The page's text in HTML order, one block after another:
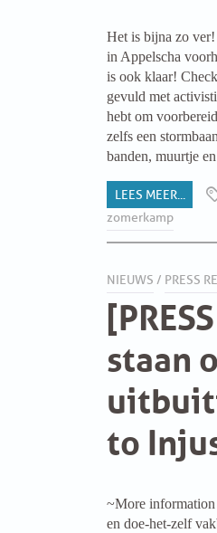
BECOME A MEMBER
SOLIDARITY FUND
HISTORY OF THE VRIJE
FREE ASSOCIATION
Het is bijna zo
in Appelscha
is ook klaar!
gevuld met
hebt om
zelfs een
banden, muurtje
LEES MEER...
zomerkamp
NIEUWS / PRESS
staan
to
~More
en doe-het-zelf